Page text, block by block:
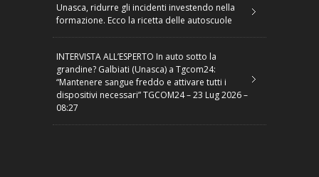
Unasca, ridurre gli incidenti investendo nella
formazione. Ecco la ricetta delle autoscuole
INTERVISTA ALL’ESPERTO In auto sotto la
grandine? Galbiati (Unasca) a Tgcom24:
“Mantenere sangue freddo e attivare tutti i
dispositivi necessari” TGCOM24 – 23 Lug 2026 –
08:27